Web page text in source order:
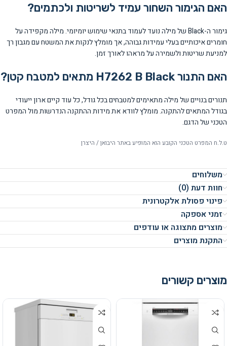
האם הגימור השחור עמיד לשריטות ולכתמים?
גימור ה-Black של מילה נועד לעמוד בתנאי שימוש יומיומי. מילה מקפידה על
חומרים איכותיים בעלי עמידות גבוהה, אך מומלץ לנקות את המשטח עם מגבון רך
למניעת שריטות ולשמירה על מראהו לאורך זמן.
האם התנור H7262 B Black מתאים למטבח קטן?
תנורים בנויים של מילה מתאימים למטבחים בכל גודל, כל עוד קיים ארון ייעודי
בגודל המתאים להתקנה. מומלץ לוודא את מידות ההתקנה הנדרשות מול המפרט
הטכני של הדגם.
ט.ל.ח המפרט הטכני הקובע הוא המופיע באתר היבואן / היצרן
משלוחים
חוות דעת (0)
פינוי פסולת אלקטרונית
זמני אספקה
מוצרים מתצוגה או עודפים
התקנת מוצרים
מוצרים קשורים